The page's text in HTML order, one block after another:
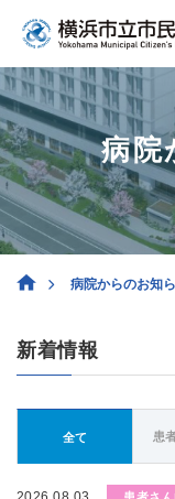
病院
病院からのお知
新着情報
全て 患